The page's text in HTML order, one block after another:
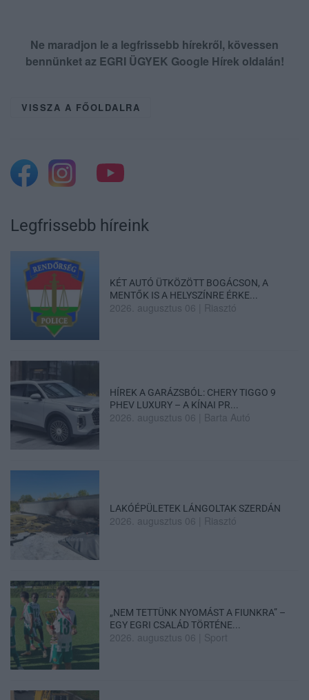
Ne maradjon le a legfrissebb hírekről, kövessen
bennünket az EGRI ÜGYEK Google Hírek oldalán!
VISSZA A FŐOLDALRA
Legfrissebb híreink
KÉT AUTÓ ÜTKÖZÖTT BOGÁCSON, A
MENTŐK IS A HELYSZÍNRE ÉRKE...
2026. augusztus 06 Riasztó
HÍREK A GARÁZSBÓL: CHERY TIGGO 9
PHEV LUXURY – A KÍNAI PR...
2026. augusztus 06 Barta Autó
LAKÓÉPÜLETEK LÁNGOLTAK SZERDÁN
2026. augusztus 06 Riasztó
„NEM TETTÜNK NYOMÁST A FIUNKRA” –
EGY EGRI CSALÁD TÖRTÉNE...
2026. augusztus 06 Sport